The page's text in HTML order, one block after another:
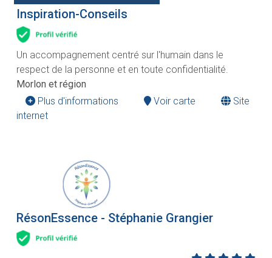
Inspiration-Conseils
Un accompagnement centré sur l'humain dans le
respect de la personne et en toute confidentialité.
Morlon et région
Plus d'informations
Voir carte
Site
internet
RésonEssence - Stéphanie Grangier